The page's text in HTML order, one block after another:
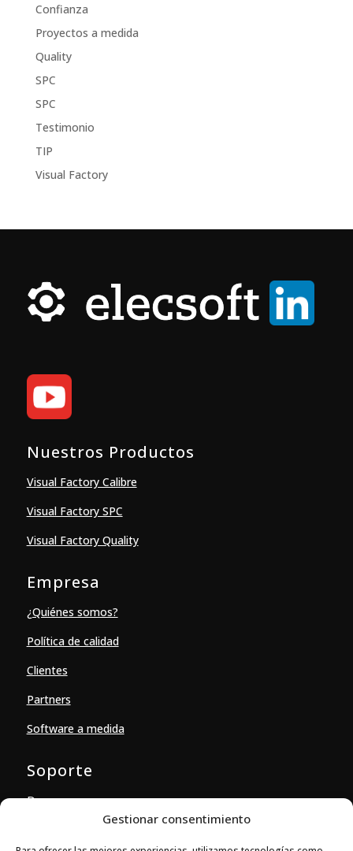
Gestionar consentimiento
Confianza
Proyectos a medida
Quality
SPC
SPC
Testimonio
TIP
Visual Factory
Nuestros Productos
Visual Factory Calibre
Visual Factory SPC
Visual Factory Quality
Empresa
¿Quiénes somos?
Política de calidad
Clientes
Partners
Software a medida
Soporte
Descargas